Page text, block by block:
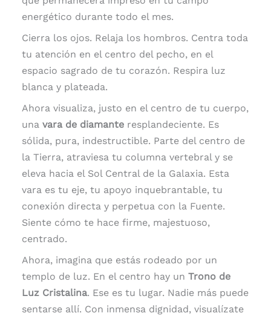
energético durante todo el mes.
Cierra los ojos. Relaja los hombros. Centra toda
tu atención en el centro del pecho, en el
espacio sagrado de tu corazón. Respira luz
blanca y plateada.
Ahora visualiza, justo en el centro de tu cuerpo,
una vara de diamante resplandeciente. Es
sólida, pura, indestructible. Parte del centro de
la Tierra, atraviesa tu columna vertebral y se
eleva hacia el Sol Central de la Galaxia. Esta
vara es tu eje, tu apoyo inquebrantable, tu
conexión directa y perpetua con la Fuente.
Siente cómo te hace firme, majestuoso,
centrado.
Ahora, imagina que estás rodeado por un
templo de luz. En el centro hay un Trono de
Luz Cristalina. Ese es tu lugar. Nadie más puede
sentarse allí. Con inmensa dignidad, visualízate